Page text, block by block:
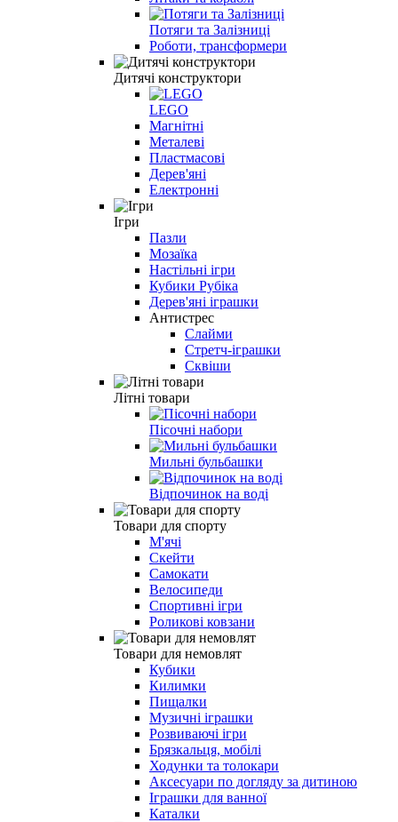
Потяги та Залізниці
Роботи, трансформери
Дитячі конструктори
LEGO
Магнітні
Металеві
Пластмасові
Дерев'яні
Електронні
Ігри
Пазли
Мозаїка
Настільні ігри
Кубики Рубіка
Дерев'яні іграшки
Антистрес
Слайми
Стретч-іграшки
Сквіши
Літні товари
Пісочні набори
Мильні бульбашки
Відпочинок на воді
Товари для спорту
М'ячі
Скейти
Самокати
Велосипеди
Спортивні ігри
Роликові ковзани
Товари для немовлят
Кубики
Килимки
Пищалки
Музичні іграшки
Розвиваючі ігри
Брязкальця, мобілі
Ходунки та толокари
Аксесуари по догляду за дитиною
Іграшки для ванної
Каталки